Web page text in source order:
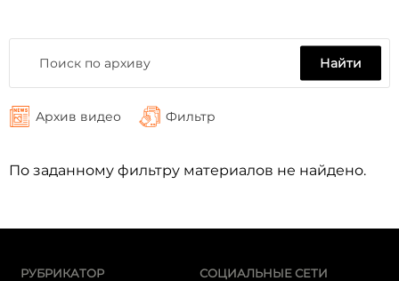
Найти
Архив видео Фильтр
По заданному фильтру материалов не найдено.
РУБРИКАТОР
СОЦИАЛЬНЫЕ СЕТИ